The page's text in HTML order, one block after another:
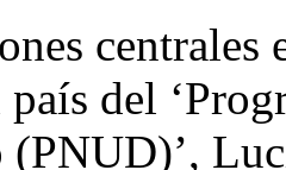
centrales
del